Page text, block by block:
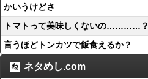
かいうけどさ
トマトって美味しくないの…………？
言うほどトンカツで飯食えるか？
ネタめし.com